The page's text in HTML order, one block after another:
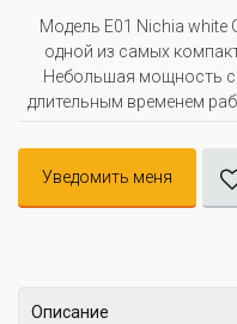
Модель E01 Nichia white
одной из самых
Небольшая мощность
длительным временем
Уведомить меня
Описание